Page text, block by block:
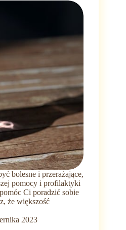
bolesne i przerażające,
pomocy i profilaktyki
Ci poradzić sobie
że większość
2023